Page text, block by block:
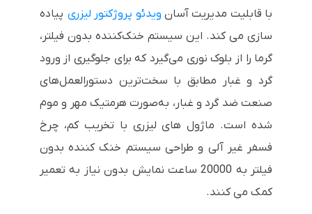
با قابلیت مدیریت آسان ویدئو پروژکتور لیزری پیاده
سازی می کند. این سیستم خنک‌کننده بدون فیلتر،
گرما را از بلوک نوری می‌گیرد که برای جلوگیری از ورود
گرد و غبار مطابق با سخت‌ترین دستورالعمل‌های
صنعت ضد گرد و غبار، به‌صورت هرمتیک مهر و موم
شده است. ماژول های لیزری با تخریب کم، چرخ
فسفر غیر آلی و طراحی سیستم خنک کننده بدون
فیلتر به 20000 ساعت نمایش بدون نیاز به تعمیر
کمک می کنند.